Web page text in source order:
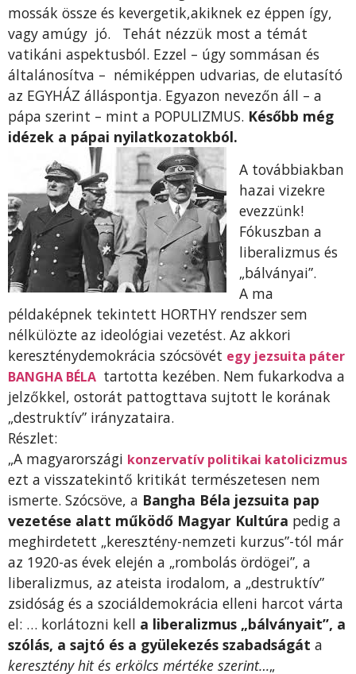
mossák össze és kevergetik,akiknek ez éppen így,
vagy amúgy jó. Tehát nézzük most a témát
vatikáni aspektusból. Ezzel – úgy sommásan és
általánosítva – némiképpen udvarias, de elutasító
az EGYHÁZ álláspontja. Egyazon nevezőn áll – a
pápa szerint – mint a POPULIZMUS. Később még
idézek a pápai nyilatkozatokból.
A továbbiakban
hazai vizekre
evezzünk!
Fókuszban a
liberalizmus és
„bálványai”.
A ma
példaképnek tekintett HORTHY rendszer sem
nélkülözte az ideológiai vezetést. Az akkori
kereszténydemokrácia szócsövét egy jezsuita páter
BANGHA BÉLA tartotta kezében. Nem fukarkodva a
jelzőkkel, ostorát pattogttava sujtott le korának
„destruktív” irányzataira.
Részlet:
„A magyarországi konzervatív politikai katolicizmus
ezt a visszatekintő kritikát természetesen nem
ismerte. Szócsöve, a Bangha Béla jezsuita pap
vezetése alatt működő Magyar Kultúra pedig a
meghirdetett „keresztény-nemzeti kurzus”-tól már
az 1920-as évek elején a „rombolás ördögei”, a
liberalizmus, az ateista irodalom, a „destruktív”
zsidóság és a szociáldemokrácia elleni harcot várta
el: … korlátozni kell a liberalizmus „bálványait”, a
szólás, a sajtó és a gyülekezés szabadságát a
keresztény hit és erkölcs mértéke szerint…„